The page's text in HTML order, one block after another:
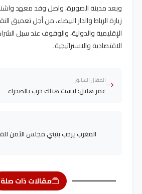
وبعد مدينة الصويرة، واصل وفد معهد
زيارة الرباط والدار البيضاء، من أجل تعميق
الإقليمية والدولية، والوقوف عند سبل
الاقتصادية والاستراتيجية.
المقال السابق
عمر هلال: ليست هناك حرب بالصحراء
مقالات ذات صلة